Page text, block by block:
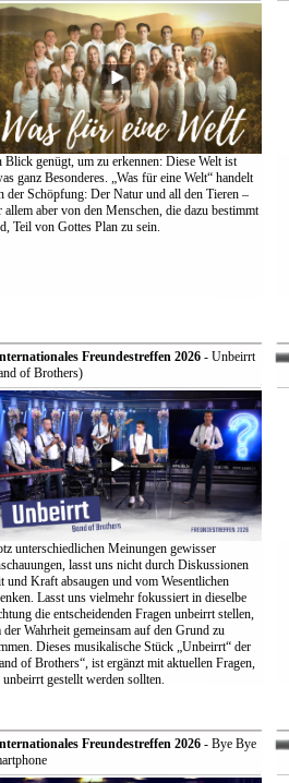
Blick genügt, um zu erkennen: Diese Welt ist
ganz Besonderes. „Was für eine Welt“ handelt
der Schöpfung: Der Natur und all den Tieren –
allem aber von den Menschen, die dazu bestimmt
Teil von Gottes Plan zu sein.
Freundestreffen 2026- Unbeirrt
of Brothers)
unterschiedlichen Meinungen gewisser
lasst uns nicht durch Diskussionen
und Kraft absaugen und vom Wesentlichen
Lasst uns vielmehr fokussiert in dieselbe
die entscheidenden Fragen unbeirrt stellen,
der Wahrheit gemeinsam auf den Grund zu
Dieses musikalische Stück „Unbeirrt“ der
of Brothers“, ist ergänzt mit aktuellen Fragen,
unbeirrt gestellt werden sollten.
Freundestreffen 2026- Bye Bye